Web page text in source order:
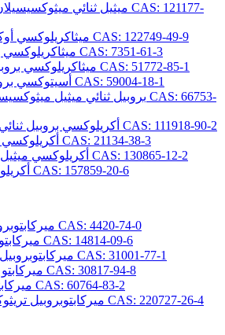
8-ميثاكريلوكسي أوكتيل تريميثوكسيسيلان CAS: 122749-49-9
3-ميثاكريلوكسي بروبيل تريكلوروسيلان CAS: 7351-61-3
3-ميثاكريلوكسي بروبيل ترياسيتوكسيسيلان CAS: 51772-85-1
3-أسيتوكسي بروبيل تريميثوكسيسيلان CAS: 59004-18-1
3-أكريلوكسي بروبيل ثنائي ميثيل ميثوكسيسيلان CAS: 111918-90-2
أكريلوكسي ميثيل تريميثوكسيسيلان CAS: 21134-38-3
أكريلوكسي ميثيل ميثيل دايميثوكسيسيلان CAS: 130865-12-2
أكريلوكسي تريسوبروبيلسيلان CAS: 157859-20-6
3-ميركابتوبروبيل تريميثوكسيسيلان CAS: 4420-74-0
3-ميركابتوبروبيلترييثوكسيسيلان CAS: 14814-09-6
3-ميركابتوبروبيل ميثيلديميثوكسيسيلان CAS: 31001-77-1
ميركابتو ميثيل تريميثوكسيسيلان CAS: 30817-94-8
ميركابتو ميثيل تريثوكسيسيلان CAS: 60764-83-2
S- (أوكتانويل) ميركابتوبروبيل تريثوكسيسيلان CAS: 220727-26-4